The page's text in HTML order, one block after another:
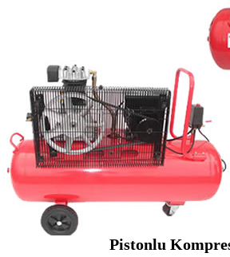
Pistonlu